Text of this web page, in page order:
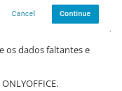
os dados faltantes e